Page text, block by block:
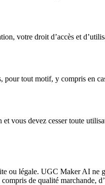
votre droit d’accès et
tout motif, y compris en
vous devez cesser toute
légale. UGC Maker AI ne
de qualité marchande,